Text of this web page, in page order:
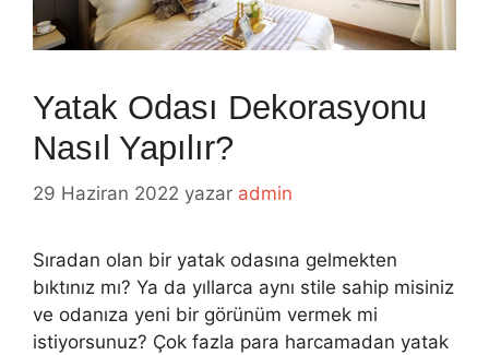
Yatak Odası Dekorasyonu
Nasıl Yapılır?
29 Haziran 2022 yazar admin
Sıradan olan bir yatak odasına gelmekten
bıktınız mı? Ya da yıllarca aynı stile sahip misiniz
ve odanıza yeni bir görünüm vermek mi
istiyorsunuz? Çok fazla para harcamadan yatak